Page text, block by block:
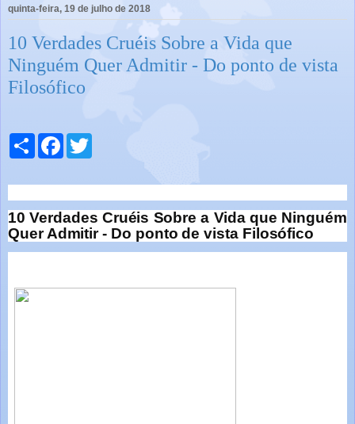
quinta-feira, 19 de julho de 2018
10 Verdades Cruéis Sobre a Vida que
Ninguém Quer Admitir - Do ponto de vista
Filosófico
C
o
r
t
i
l
h
F
a
o
o
k
e
r
10 Verdades Cruéis Sobre a Vida que Ninguém
Quer Admitir - Do ponto de vista Filosófico